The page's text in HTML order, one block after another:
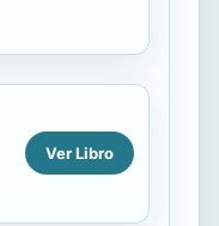
Ver Libro